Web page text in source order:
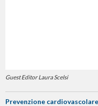
Guest Editor Laura Scelsi
Prevenzione